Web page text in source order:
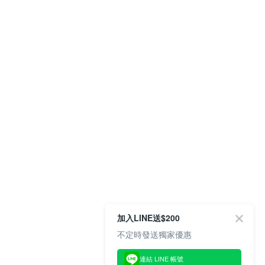
加入LINE送$200
不定時發送獨家優惠
連結 LINE 帳號